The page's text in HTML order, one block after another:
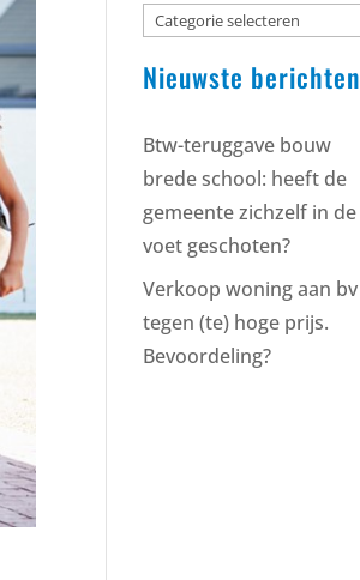
Nieuwste berichten
Btw-teruggave bouw
brede school: heeft de
gemeente zichzelf in de
voet geschoten?
Verkoop woning aan bv
tegen (te) hoge prijs.
Bevoordeling?